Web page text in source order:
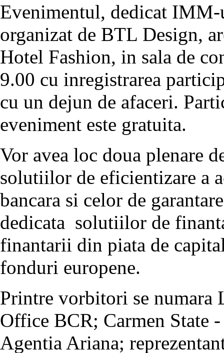
Evenimentul, dedicat
organizat de BTL Design,
Hotel Fashion, in sala de
9.00 cu inregistrarea
cu un dejun de afaceri.
eveniment este gratuita.
Vor avea loc doua plenare
solutiilor de eficientizare a
bancara si celor de
dedicata solutiilor de
finantarii din piata de
fonduri europene.
Printre vorbitori se numara
Office BCR; Carmen State
Agentia Ariana;